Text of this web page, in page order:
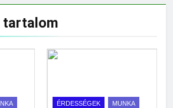
tartalom
ÉRDESSÉGEK MUNKA